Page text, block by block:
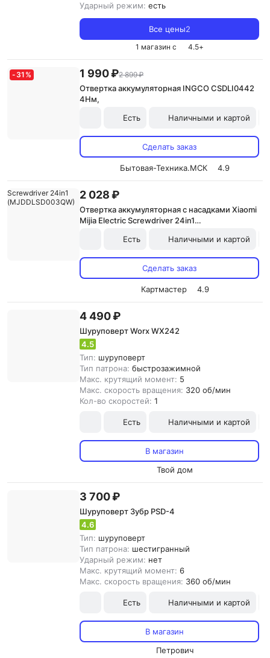
Ударный режим: есть
Все цены2
1 магазин с 4.5+
- 31 % 1 990 ₽2 899 ₽
Отвертка аккумуляторная INGCO CSDLI0442
4Нм,
Есть
Наличными и картой
Сделать заказ
Бытовая-Техника.МСК 4.9
2 028 ₽
Отвертка аккумуляторная с насадками Xiaomi
Mijia Electric Screwdriver 24in1
Есть
Наличными и картой
Сделать заказ
Картмастер 4.9
4 490 ₽
Шуруповерт Worx WX242
4.5
Тип: шуруповерт
Тип патрона: быстрозажимной
Макс. крутящий момент: 5
Макс. скорость вращения: 320 об/мин
Кол-во скоростей: 1
Есть Наличными и картой
В магазин
Твой дом
3 700 ₽
Шуруповерт Зубр PSD-4
4.6
Тип: шуруповерт
Тип патрона: шестигранный
Ударный режим: нет
Макс. крутящий момент: 6
Макс. скорость вращения: 360 об/мин
Есть Наличными и картой
В магазин
Петрович